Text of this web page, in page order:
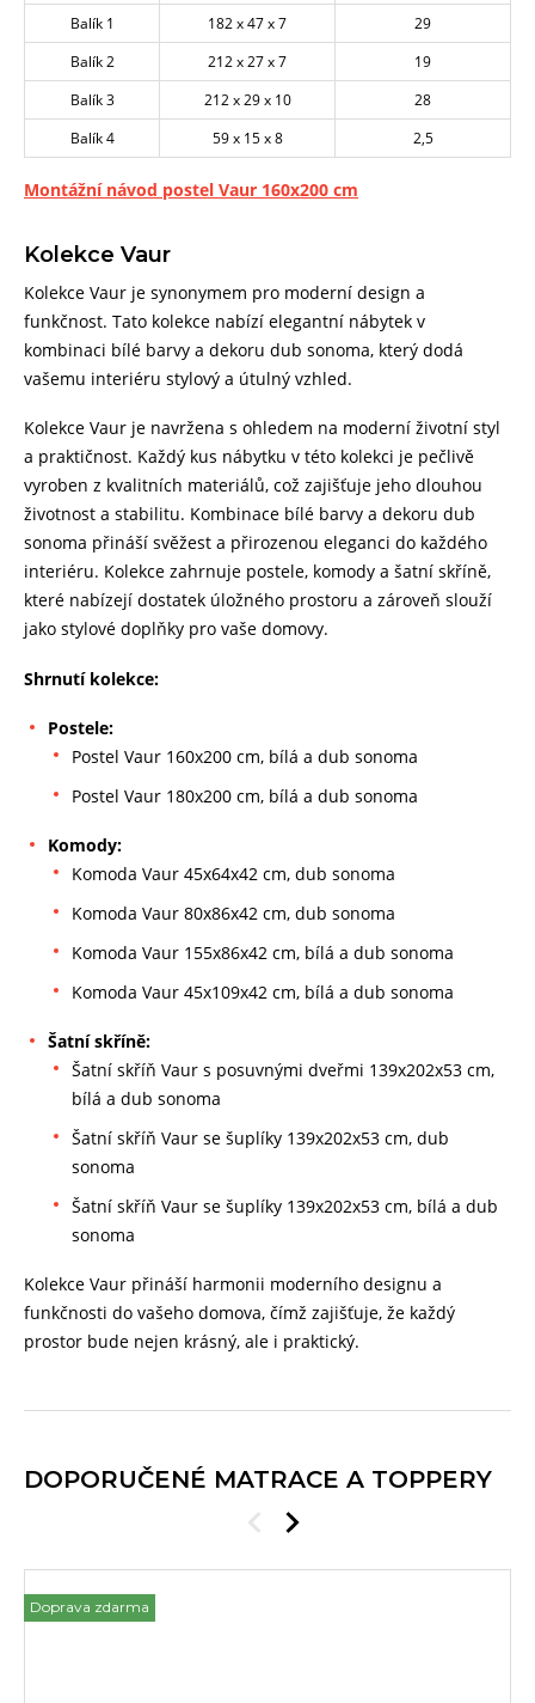
Balík 1 182 x 47 x 7
29
Balík 2
212 x 27 x 7
19
Balík 3
212 x 29 x 10
28
Balík 4
59 x 15 x 8 2,5
Montážní návod postel Vaur 160x200 cm
Kolekce Vaur
Kolekce Vaur je synonymem pro moderní design a
funkčnost. Tato kolekce nabízí elegantní nábytek v
kombinaci bílé barvy a dekoru dub sonoma, který dodá
vašemu interiéru stylový a útulný vzhled.
Kolekce Vaur je navržena s ohledem na moderní životní styl
a praktičnost. Každý kus nábytku v této kolekci je pečlivě
vyroben z kvalitních materiálů, což zajišťuje jeho dlouhou
životnost a stabilitu. Kombinace bílé barvy a dekoru dub
sonoma přináší svěžest a přirozenou eleganci do každého
interiéru. Kolekce zahrnuje postele, komody a šatní skříně,
které nabízejí dostatek úložného prostoru a zároveň slouží
jako stylové doplňky pro vaše domovy.
Shrnutí kolekce:
Postele:
Postel Vaur 160x200 cm, bílá a dub sonoma
Postel Vaur 180x200 cm, bílá a dub sonoma
Komody:
Komoda Vaur 45x64x42 cm, dub sonoma
Komoda Vaur 80x86x42 cm, dub sonoma
Komoda Vaur 155x86x42 cm, bílá a dub sonoma
Komoda Vaur 45x109x42 cm, bílá a dub sonoma
Šatní skříně:
Šatní skříň Vaur s posuvnými dveřmi 139x202x53 cm,
bílá a dub sonoma
Šatní skříň Vaur se šuplíky 139x202x53 cm, dub
sonoma
Šatní skříň Vaur se šuplíky 139x202x53 cm, bílá a dub
sonoma
Kolekce Vaur přináší harmonii moderního designu a
funkčnosti do vašeho domova, čímž zajišťuje, že každý
prostor bude nejen krásný, ale i praktický.
DOPORUČENÉ MATRACE A TOPPERY
Doprava zdarma